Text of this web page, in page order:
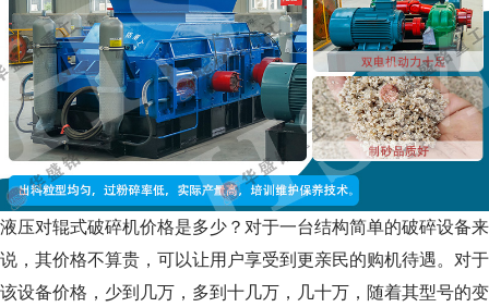
液压对辊式破碎机价格是多少？对于一台结构简单的破碎设备来
说，其价格不算贵，可以让用户享受到更亲民的购机待遇。对于
该设备价格，少到几万，多到十几万，几十万，随着其型号的变